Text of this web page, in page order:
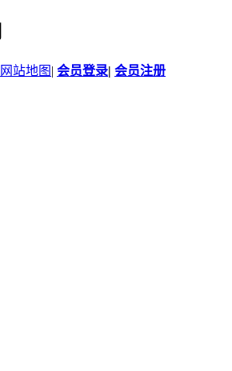
网站地图 | 会员登录| 会员注册